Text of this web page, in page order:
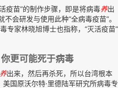
疫苗”的制作步骤，即是将病毒养出
会研发与使用此种“全病毒疫苗”。
专家林晓旭博士也指称，“灭活疫苗”
更可能死于病毒
养出来，然后再杀死，所以台湾根本
国原沃尔特·里德陆军研究所病毒专